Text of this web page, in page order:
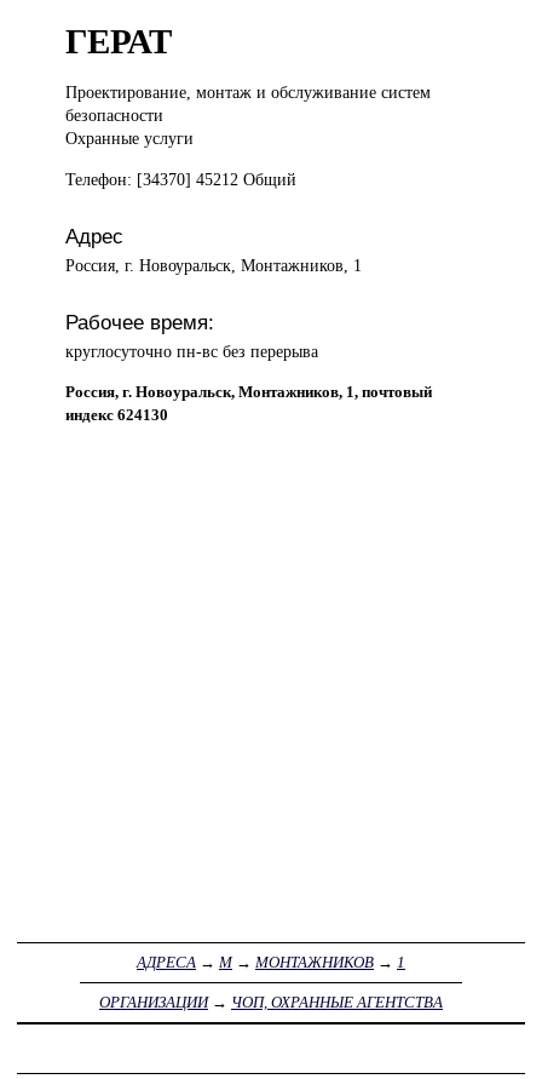
ГЕРАТ
Проектирование, монтажи обслуживание систем
безопасности
Охранные услуги
Телефон: [34370] 45212 Общий
Адрес
Россия, г. Новоуральск, Монтажников, 1
Рабочее время:
круглосуточно пн-вс без перерыва
Россия, г. Новоуральск, Монтажников, 1, почтовый
индекс 624130
АДРЕСА → М→ МОНТАЖНИКОВ → 1
ОРГАНИЗАЦИИ→ ЧОП, ОХРАННЫЕ АГЕНТСТВА